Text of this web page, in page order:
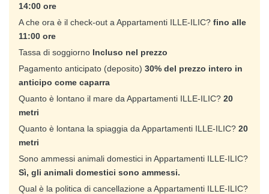
14:00 ore
A che ora è il check-out a Appartamenti ILLE-ILIC? fino alle
11:00 ore
Tassa di soggiorno Incluso nel prezzo
Pagamento anticipato (deposito) 30% del prezzo intero in
anticipo come caparra
Quanto è lontano il mare da Appartamenti ILLE-ILIC? 20
metri
Quanto è lontana la spiaggia da Appartamenti ILLE-ILIC? 20
metri
Sono ammessi animali domestici in Appartamenti ILLE-ILIC?
Sì, gli animali domestici sono ammessi.
Qual è la politica di cancellazione a Appartamenti ILLE-ILIC?